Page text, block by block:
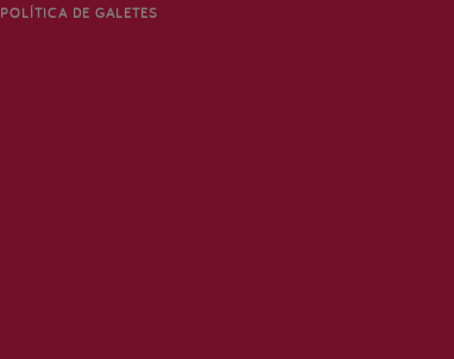
POLÍTICA DE GALETES